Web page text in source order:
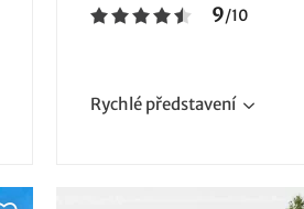
9/10
Rychlé představení